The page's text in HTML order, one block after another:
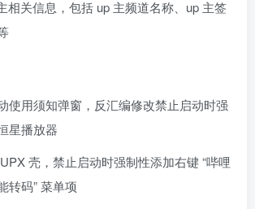
相关信息，包括 up 主频道名称、up 主签
使用须知弹窗，反汇编修改禁止启动时强
星播放器
壳，禁止启动时强制性添加右键 “哔哩
转码” 菜单项